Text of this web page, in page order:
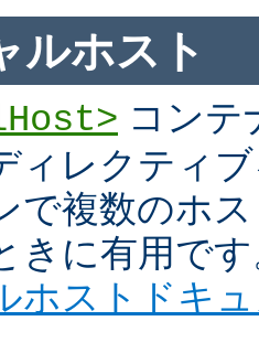
ルホスト
コンテ
ィレクティ
で複数のホ
きに有用で
ホストドキ